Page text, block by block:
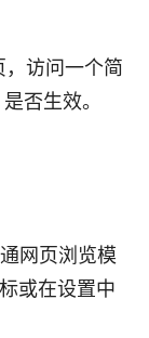
访问一个简
否生效。
网页浏览模
或在设置中